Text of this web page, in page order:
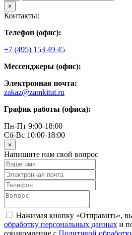
×
Контакты:
Телефон (офис):
+7 (495) 153 49 45
Мессенджеры (офис):
Электронная почта:
zakaz@zamkitut.ru
График работы (офиса):
Пн-Пт 9:00-18:00
Сб-Вс 10:00-18:00
×
Напишите нам свой вопрос
Нажимая кнопку «Отправить»,
обработку персональных данных и
ознакомление с Политикой